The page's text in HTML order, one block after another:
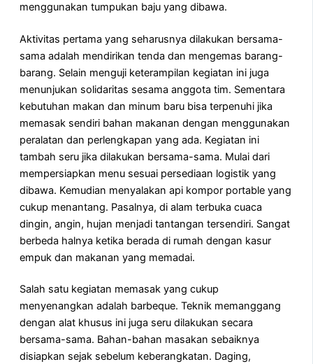
menggunakan tumpukan baju yang dibawa.
Aktivitas pertama yang seharusnya dilakukan bersama-
sama adalah mendirikan tenda dan mengemas barang-
barang. Selain menguji keterampilan kegiatan ini juga
menunjukan solidaritas sesama anggota tim. Sementara
kebutuhan makan dan minum baru bisa terpenuhi jika
memasak sendiri bahan makanan dengan menggunakan
peralatan dan perlengkapan yang ada. Kegiatan ini
tambah seru jika dilakukan bersama-sama. Mulai dari
mempersiapkan menu sesuai persediaan logistik yang
dibawa. Kemudian menyalakan api kompor portable yang
cukup menantang. Pasalnya, di alam terbuka cuaca
dingin, angin, hujan menjadi tantangan tersendiri. Sangat
berbeda halnya ketika berada di rumah dengan kasur
empuk dan makanan yang memadai.
Salah satu kegiatan memasak yang cukup
menyenangkan adalah barbeque. Teknik memanggang
dengan alat khusus ini juga seru dilakukan secara
bersama-sama. Bahan-bahan masakan sebaiknya
disiapkan sejak sebelum keberangkatan. Daging,